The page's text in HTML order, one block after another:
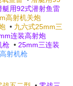
艇用92式潜射鱼雷
高射机关炮
• 九六式25mm三
连装高射炮
枪 • 25mm三连装
射机枪